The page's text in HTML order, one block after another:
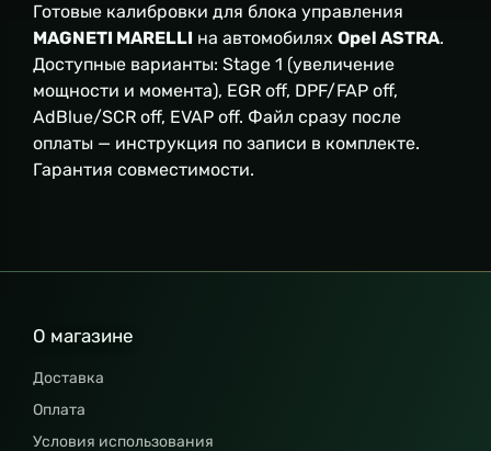
Готовые калибровки для блока управления
MAGNETI MARELLI на автомобилях Opel ASTRA.
Доступные варианты: Stage 1 (увеличение
мощности и момента), EGR off, DPF/FAP off,
AdBlue/SCR off, EVAP off. Файл сразу после
оплаты — инструкция по записи в комплекте.
Гарантия совместимости.
О магазине
Доставка
Оплата
Условия использования